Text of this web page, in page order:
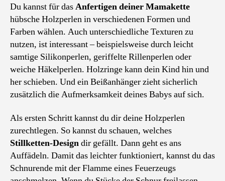
Du kannst für dasAnfertigen deiner Mamakette
hübsche Holzperlen in verschiedenen Formen und
Farben wählen. Auch unterschiedliche Texturen zu
nutzen, ist interessant – beispielsweise durch leicht
samtige Silikonperlen, geriffelte Rillenperlen oder
weiche Häkelperlen. Holzringe kann dein Kind hin und
her schieben. Und ein Beißanhänger zieht sicherlich
zusätzlich die Aufmerksamkeit deines Babys auf sich.
Als ersten Schritt kannst du dir deine Holzperlen
zurechtlegen. So kannst du schauen, welches
Stillketten-Designdir gefällt. Dann geht es ans
Auffädeln. Damit das leichter funktioniert, kannst du das
Schnurende mit der Flamme eines Feuerzeugs